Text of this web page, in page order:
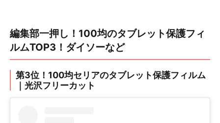
編集部一押し！100均のタブレット保護フィ
ルムTOP3！ダイソーなど
第3位！100均セリアのタブレット保護フィルム
｜光沢フリーカット